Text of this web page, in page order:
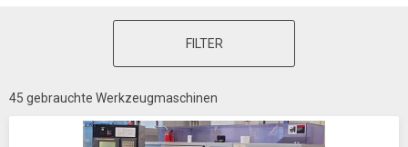
FILTER
45 gebrauchte Werkzeugmaschinen